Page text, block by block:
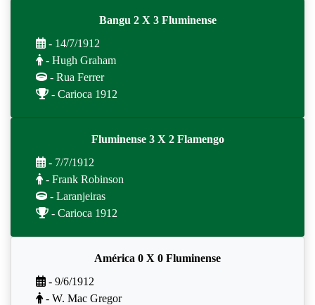
Bangu 2 X 3 Fluminense
- 14/7/1912
- Hugh Graham
- Rua Ferrer
- Carioca 1912
Fluminense 3 X 2 Flamengo
- 7/7/1912
- Frank Robinson
- Laranjeiras
- Carioca 1912
América 0 X 0 Fluminense
- 9/6/1912
- W. Mac Gregor